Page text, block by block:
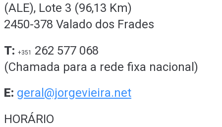
(ALE), Lote 3 (96,13 Km)
2450-378 Valado dos Frades
T: +351
262 577 068
(Chamada para a rede fixa nacional)
E: geral@jorgevieira.net
HORÁRIO